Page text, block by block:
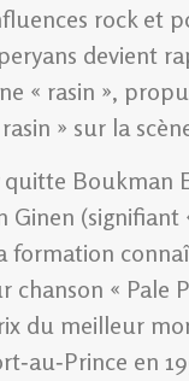
rock et
devient
« rasin »,
» sur la
quitte Boukman
(signifiant
formation
chanson « Pale
du meilleur
en